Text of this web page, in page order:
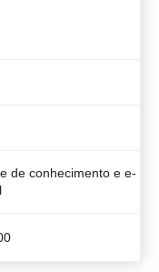
de conhecimento e e-